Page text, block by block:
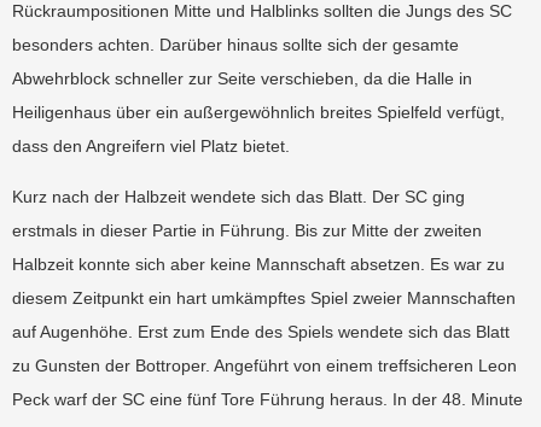
Rückraumpositionen Mitte und Halblinks sollten die Jungs des SC
besonders achten. Darüber hinaus sollte sich der gesamte
Abwehrblock schneller zur Seite verschieben, da die Halle in
Heiligenhaus über ein außergewöhnlich breites Spielfeld verfügt,
dass den Angreifern viel Platz bietet.
Kurz nach der Halbzeit wendete sich das Blatt. Der SC ging
erstmals in dieser Partie in Führung. Bis zur Mitte der zweiten
Halbzeit konnte sich aber keine Mannschaft absetzen. Es war zu
diesem Zeitpunkt ein hart umkämpftes Spiel zweier Mannschaften
auf Augenhöhe. Erst zum Ende des Spiels wendete sich das Blatt
zu Gunsten der Bottroper. Angeführt von einem treffsicheren Leon
Peck warf der SC eine fünf Tore Führung heraus. In der 48. Minute